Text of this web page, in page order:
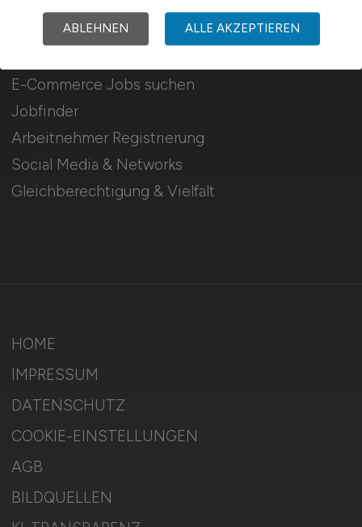
Für Arbeitnehmer
E-Commerce Jobs suchen
Jobfinder
Arbeitnehmer Registrierung
Social Media & Networks
Gleichberechtigung & Vielfalt
HOME
IMPRESSUM
DATENSCHUTZ
COOKIE-EINSTELLUNGEN
AGB
BILDQUELLEN
ABLEHNEN ALLE AKZEPTIEREN